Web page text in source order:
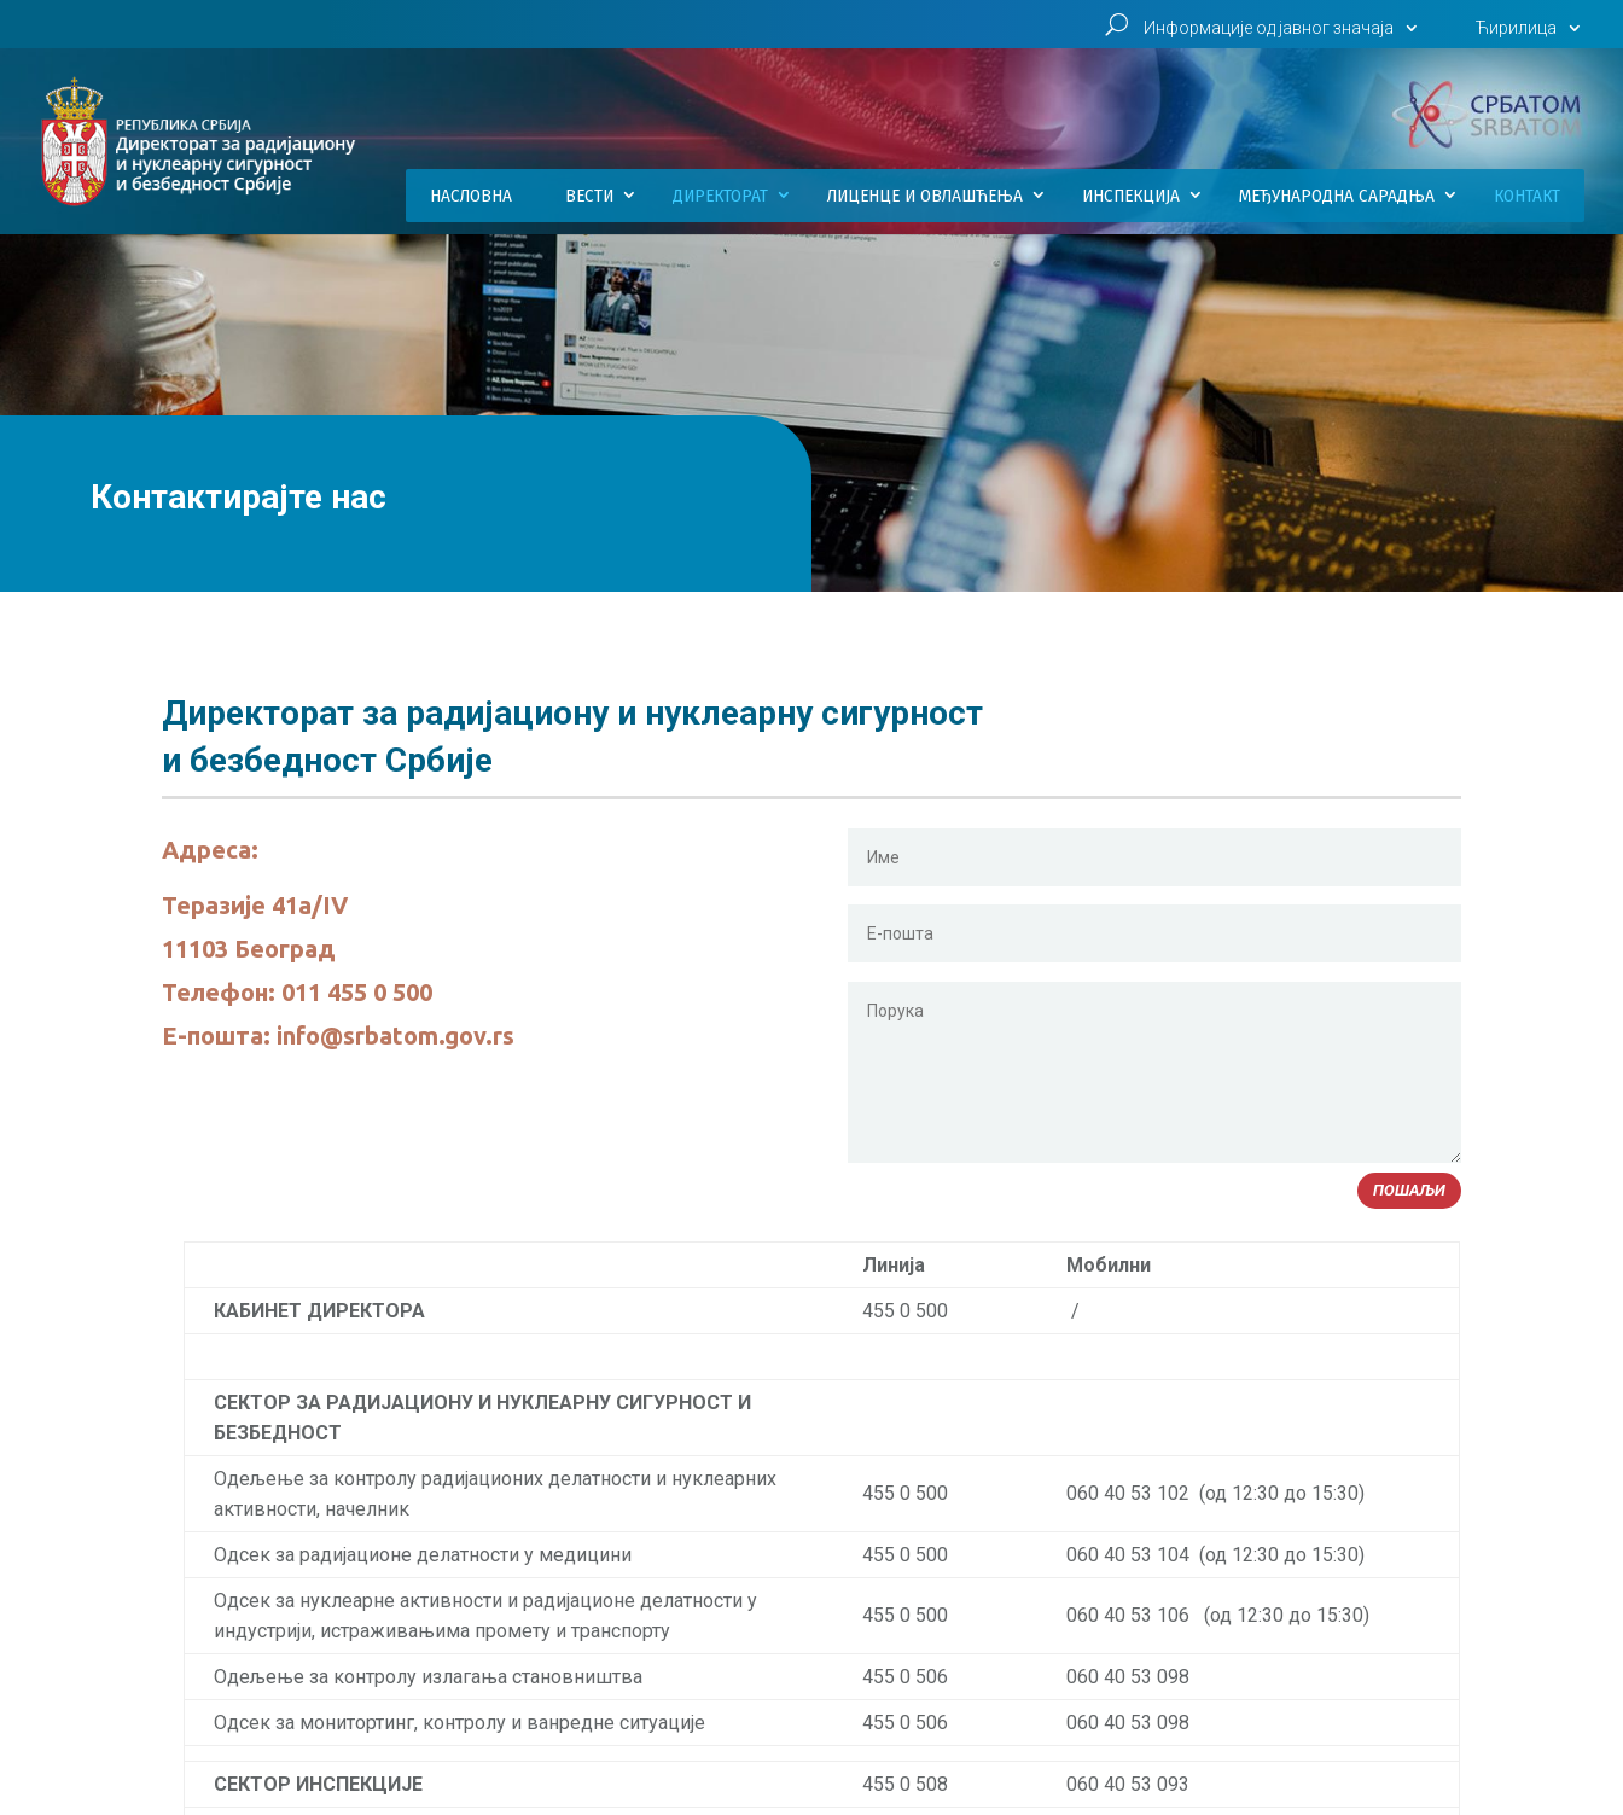
U Информације од јавног значаја Ћирилица
НАСЛОВНА ВЕСТИ ДИРЕКТОРАТ ЛИЦЕНЦЕ И ОВЛАШЋЕЊА ИНСПЕКЦИЈА МЕЂУНАРОДНА САРАДЊА КОНТАКТ
Контактирајте нас
Директорат за радијациону и нуклеарну сигурност
и безбедност Србије
Адреса:
Теразије 41а/IV
11103 Београд
Телефон: 011 455 0 500
E-пошта: info@srbatom.gov.rs
ПОШАЉИ
Линија
Мобилни
КАБИНЕТ ДИРЕКТОРА
455 0 500 /
СЕКТОР ЗА РАДИЈАЦИОНУ И НУКЛЕАРНУ СИГУРНОСТ И
БЕЗБЕДНОСТ
Одељење за контролу радијационих делатности и нуклеарних
активности, начелник
455 0 500 060 40 53 102 (од 12:30 до 15:30)
Одсек за радијационе делатности у медицини 455 0 500
060 40 53 104 (од 12:30 до 15:30)
Одсек за нуклеарне активности и радијационе делатности у
индустрији, истраживањима промету и транспорту
455 0 500 060 40 53 106 (од 12:30 до 15:30)
Одељење за контролу излагања становништва 455 0 506
060 40 53 098
Одсек за монитортинг, контролу и ванредне ситуације
455 0 506 060 40 53 098
СЕКТОР ИНСПЕКЦИЈЕ 455 0 508 060 40 53 093